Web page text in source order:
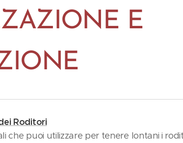
E
Roditori
che puoi utilizzare per tenere lontani i